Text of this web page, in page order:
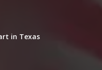
in Texas